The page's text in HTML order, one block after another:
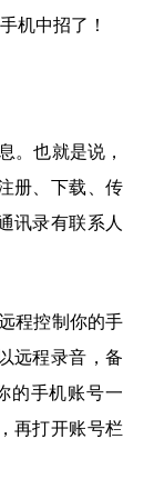
机中招了！
。也就是说，
册、下载、传
讯录有联系人
程控制你的手
远程录音，备
的手机账号一
再打开账号栏